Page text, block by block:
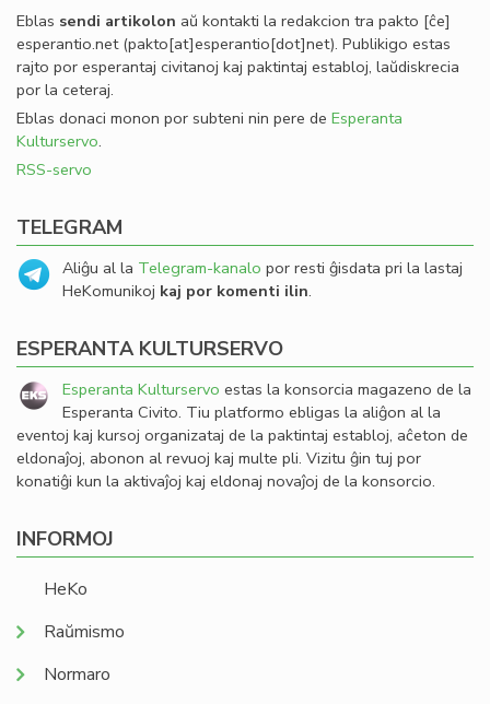
Eblas sendi artikolon aŭ kontakti la redakcion tra pakto [ĉe]
esperantio.net(pakto[at]esperantio[dot]net). Publikigo estas
rajto por esperantaj civitanoj kaj paktintaj establoj, laŭdiskrecia
por la ceteraj.
Eblas donaci monon por subteni nin pere de Esperanta
Kulturservo.
RSS-servo
TELEGRAM
Aliĝu al la Telegram-kanalo por resti ĝisdata pri la lastaj
HeKomunikoj kaj por komenti ilin.
ESPERANTA KULTURSERVO
Esperanta Kulturservo estas la konsorcia magazeno de la
Esperanta Civito. Tiu platformo ebligas la aliĝon al la
eventoj kaj kursoj organizataj de la paktintaj establoj, aĉeton de
eldonaĵoj, abonon al revuoj kaj multe pli. Vizitu ĝin tuj por
konatiĝi kun la aktivaĵoj kaj eldonaj novaĵoj de la konsorcio.
INFORMOJ
HeKo
Raŭmismo
Normaro